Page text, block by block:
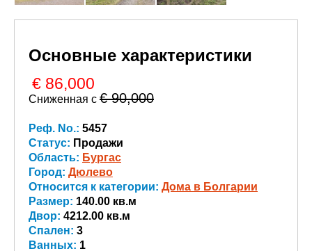
Основные характеристики
€ 86,000
Сниженная с € 90,000
Реф. No.: 5457
Статус: Продажи
Область: Бургас
Город: Дюлево
Относится к категории: Дома в Болгарии
Размер: 140.00 кв.м
Двор: 4212.00 кв.м
Спален: 3
Ванных: 1